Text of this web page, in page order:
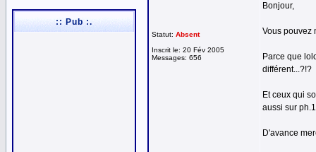
:: Pub :.
Statut: Absent
Inscrit le: 20 Fév 2005
Messages: 656
Bonjour,
Vous pouvez
Parce que
différent...?!?
Et ceux qui
aussi sur
D'avance